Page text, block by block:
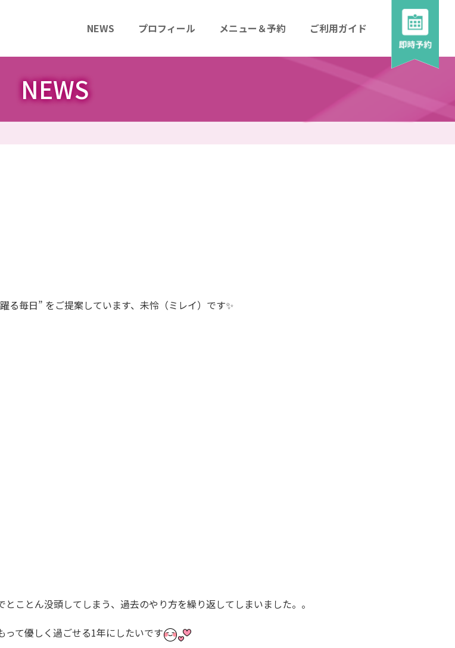
NEWS プロフィール メニュー＆予約 ご利用ガイド
NEWS
る毎日” をご提案しています、未怜（ミレイ）です✨
ことん没頭してしまう、過去のやり方を繰り返してしまいました。。
て優しく過ごせる1年にしたいです